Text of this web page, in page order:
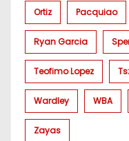
Ortiz Pacquiao
Ryan Garcia
Teofimo Lopez
Wardley WBA
Zayas